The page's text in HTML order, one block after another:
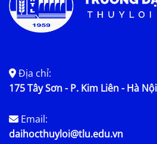
Địa chỉ:
175 Tây Sơn - P. Kim Liên - Hà Nội
Email:
daihocthuyloi@tlu.edu.vn